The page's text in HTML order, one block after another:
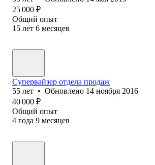
25 000 ₽
Общий опыт
15 лет 6 месяцев
Супервайзер отдела продаж
55 лет • Обновлено 14 ноября 2016
40 000 ₽
Общий опыт
4 года 9 месяцев